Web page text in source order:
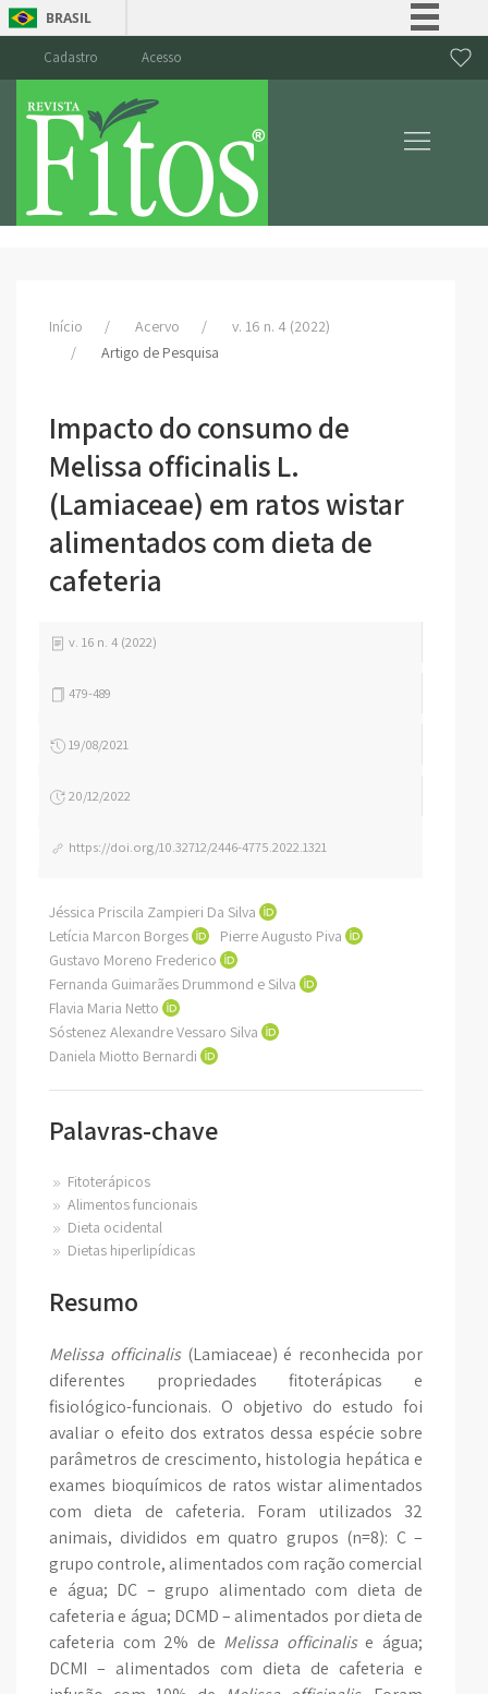
BRASIL
Canais
Cadastro Acesso
Início Acervo
v. 16 n. 4 (2022)
Artigo de Pesquisa
Impacto do consumo de
Melissa officinalis L.
(Lamiaceae) em ratos wistar
alimentados com dieta de
cafeteria
v. 16 n. 4 (2022)
479-489
19/08/2021
20/12/2022
https://doi.org/10.32712/2446-4775.2022.1321
Jéssica Priscila Zampieri Da Silva
Letícia Marcon Borges
Pierre Augusto Piva
Gustavo Moreno Frederico
Fernanda Guimarães Drummond e Silva
Flavia Maria Netto
Sóstenez Alexandre Vessaro Silva
Daniela Miotto Bernardi
Palavras-chave
Fitoterápicos
Alimentos funcionais
Dieta ocidental
Dietas hiperlipídicas
Resumo
Melissa officinalis (Lamiaceae) é reconhecida por
diferentes propriedades fitoterápicas e
fisiológico-funcionais. O objetivo do estudo foi
avaliar o efeito dos extratos dessa espécie sobre
parâmetros de crescimento, histologia hepática e
exames bioquímicos de ratos wistar alimentados
com dieta de cafeteria. Foram utilizados 32
animais, divididos em quatro grupos (n=8): C –
grupo controle, alimentados com ração comercial
e água; DC – grupo alimentado com dieta de
cafeteria e água; DCMD – alimentados por dieta de
cafeteria com 2% de Melissa officinalis e água;
DCMI – alimentados com dieta de cafeteria e